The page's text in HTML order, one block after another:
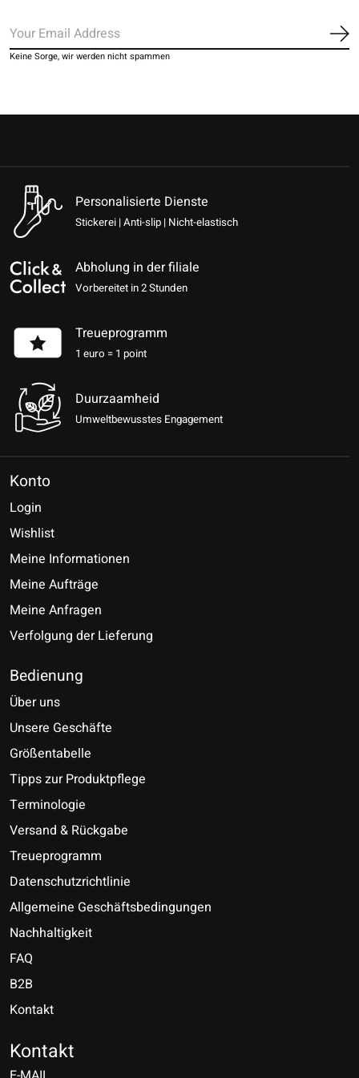
Keine Sorge, wir werden nicht spammen
Personalisierte Dienste
Stickerei | Anti-slip | Nicht-elastisch
Abholung in der filiale
Vorbereitet in 2 Stunden
Treueprogramm
1 euro = 1 point
Duurzaamheid
Umweltbewusstes Engagement
Konto
Login
Wishlist
Meine Informationen
Meine Aufträge
Meine Anfragen
Verfolgung der Lieferung
Bedienung
Über uns
Unsere Geschäfte
Größentabelle
Tipps zur Produktpflege
Terminologie
Versand & Rückgabe
Treueprogramm
Datenschutzrichtlinie
Allgemeine Geschäftsbedingungen
Nachhaltigkeit
FAQ
B2B
Kontakt
Kontakt